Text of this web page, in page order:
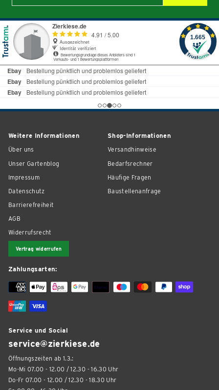
Weitere Informationen
Über uns
Unser Gartenblog
Impressum
Datenschutz
Barrierefreiheit
AGB
Widerrufsrecht
Vertrag widerrufen
Shop-Informationen
Versandhinweise
Bedarfsrechner
Häufige Fragen
Baustellenanfrage
Zahlungsarten:
Service und Social
service@zierkiese.de
Öffnungszeiten ab 1.3.:
Mo-Mi 07.00 - 12.00 / 12.30 - 16.30 Uhr
Do-Fr 07.00 - 12.00 / 12.30 - 18.30 Uhr